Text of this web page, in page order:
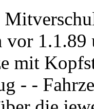
vor
mit
- -